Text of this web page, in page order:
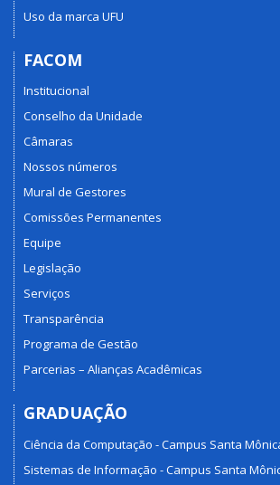
Uso da marca UFU
FACOM
Institucional
Conselho da Unidade
Câmaras
Nossos números
Mural de Gestores
Comissões Permanentes
Equipe
Legislação
Serviços
Transparência
Programa de Gestão
Parcerias – Alianças Acadêmicas
GRADUAÇÃO
Ciência da Computação - Campus Santa
Sistemas de Informação - Campus Santa